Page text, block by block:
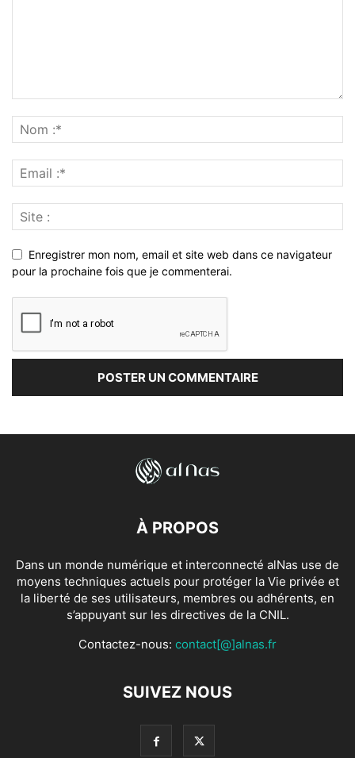
Enregistrer mon nom, email et site web dans ce navigateur
pour la prochaine fois que je commenterai.
À PROPOS
Dans un monde numérique et interconnecté alNas use de
moyens techniques actuels pour protéger la Vie privée et
la liberté de ses utilisateurs, membres ou adhérents, en
s’appuyant sur les directives de la CNIL.
Contactez-nous: contact[@]alnas.fr
SUIVEZ NOUS